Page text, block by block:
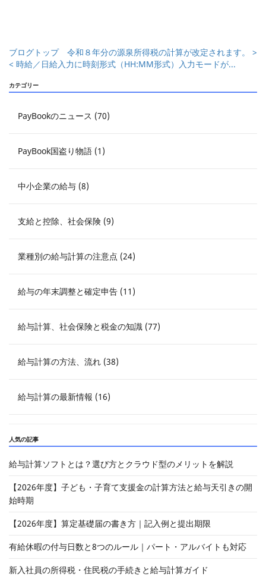
令和８年分の源泉所得税の計算が改定されます。 >
ブログトップ
< 時給／日給入力に時刻形式（HH:MM形式）入力モードが...
カテゴリー
PayBookのニュース (70)
PayBook国盗り物語 (1)
中小企業の給与 (8)
支給と控除、社会保険 (9)
業種別の給与計算の注意点 (24)
給与の年末調整と確定申告 (11)
給与計算、社会保険と税金の知識 (77)
給与計算の方法、流れ (38)
給与計算の最新情報 (16)
人気の記事
給与計算ソフトとは？選び方とクラウド型のメリットを解説
【2026年度】子ども・子育て支援金の計算方法と給与天引きの開
始時期
【2026年度】算定基礎届の書き方｜記入例と提出期限
有給休暇の付与日数と8つのルール｜パート・アルバイトも対応
新入社員の所得税・住民税の手続きと給与計算ガイド